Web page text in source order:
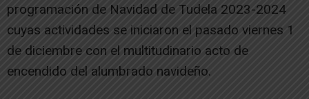
programación de Navidad de Tudela 2023-2024
cuyas actividades se iniciaron el pasado viernes 1
de diciembre con el multitudinario acto de
encendido del alumbrado navideño.